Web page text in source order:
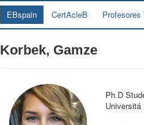
EBspain CertAcleB
Korbek, Gamze
Ph.D